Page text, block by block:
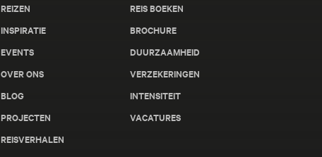
REIZEN
INSPIRATIE
EVENTS
OVER ONS
BLOG
PROJECTEN
REISVERHALEN
REIS BOEKEN
BROCHURE
DUURZAAMHEID
VERZEKERINGEN
INTENSITEIT
VACATURES